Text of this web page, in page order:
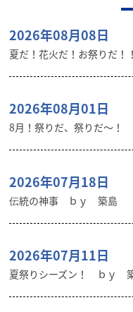
2026年08月08日
夏だ！花火だ！お祭りだ
2026年08月01日
8月！祭りだ、祭りだ～
2026年07月18日
伝統の神事 ｂｙ 築島
2026年07月11日
夏祭りシーズン！ ｂｙ